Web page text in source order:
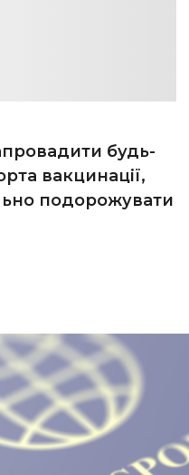
будь-
вакцинації,
подорожувати